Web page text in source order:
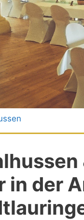
in der